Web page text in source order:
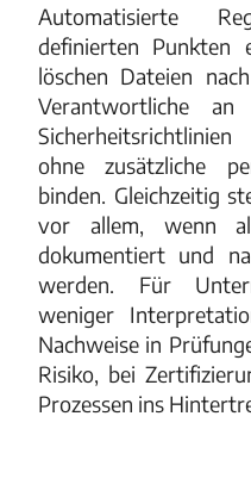
Automatisierte
definierten Punkten
löschen Dateien
Verantwortliche
ohne zusätzliche
binden. Gleichzeitig
vor allem, wenn
dokumentiert und
werden. Für
weniger
Nachweise in
Risiko, bei
Prozessen ins